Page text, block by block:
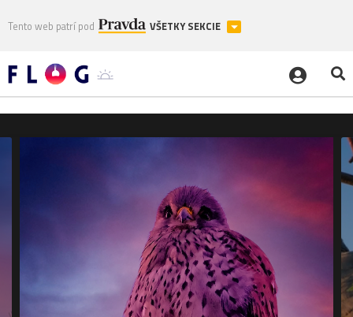
Tento web patrí pod VŠETKY SEKCIE